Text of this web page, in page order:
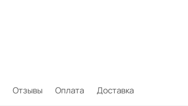
Отзывы Оплата Доставка